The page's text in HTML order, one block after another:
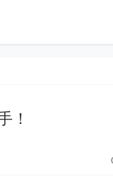
！